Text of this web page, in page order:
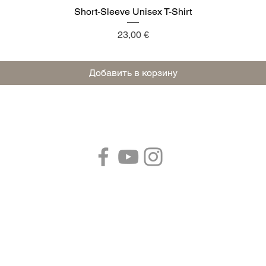
Быстрый просмотр
Short-Sleeve Unisex T-Shirt
Цена
23,00 €
Добавить в корзину